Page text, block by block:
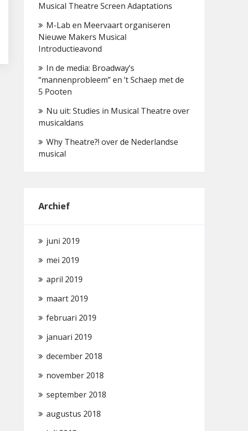
Musical Theatre Screen Adaptations
M-Lab en Meervaart organiseren
Nieuwe Makers Musical
Introductieavond
In de media: Broadway’s
“mannenprobleem” en ’t Schaep met de
5 Pooten
Nu uit: Studies in Musical Theatre over
musicaldans
Why Theatre?! over de Nederlandse
musical
Archief
juni 2019
mei 2019
april 2019
maart 2019
februari 2019
januari 2019
december 2018
november 2018
september 2018
augustus 2018